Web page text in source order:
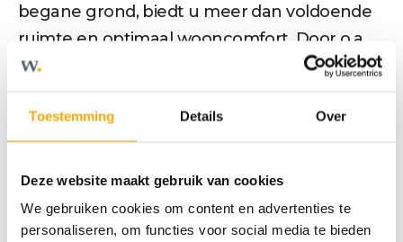
Toestemming Details Over
Deze website maakt gebruik van cookies
We gebruiken cookies om content en advertenties te
personaliseren, om functies voor social media te bieden
begane grond, biedt u meer dan voldoende
ruimte en optimaal wooncomfort. Door o.a.
de toepassing van grote raampartijen en een
toekomstbestendige woning een luxe
uitstraling.
Kenmerken:
• Ruim opgezette living met veel lichtinval.
• Gelijkvloers wonen met de slaapkamer en